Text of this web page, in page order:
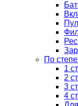
По
1
2
3
4